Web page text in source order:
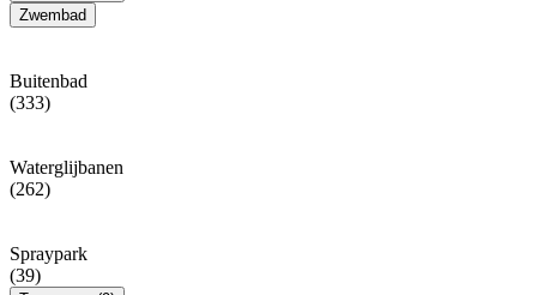
Zwembad
Buitenbad
(333)
Waterglijbanen
(262)
Spraypark
(39)